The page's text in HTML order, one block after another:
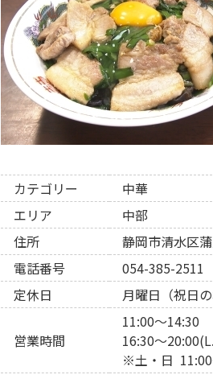
カテゴリー
中華
エリア
中部
住所
静岡市清水区
電話番号
054-385-2511
定休日
月曜日（祝日
営業時間
11:00〜14:30
16:30〜
※土・日 11:00